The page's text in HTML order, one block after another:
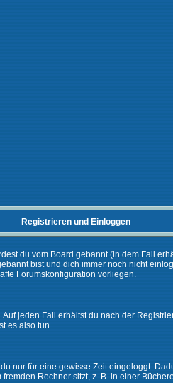
Registrieren und Einloggen
du vom Board gebannt (in dem Fall
bist und dich immer noch nicht
Forumskonfiguration vorliegen.
jeden Fall erhältst du nach der
es also tun.
nur für eine gewisse Zeit eingeloggt.
Rechner sitzt, z. B. in einer